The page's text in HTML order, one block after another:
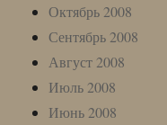
Октябрь 2008
Сентябрь 2008
Август 2008
Июль 2008
Июнь 2008